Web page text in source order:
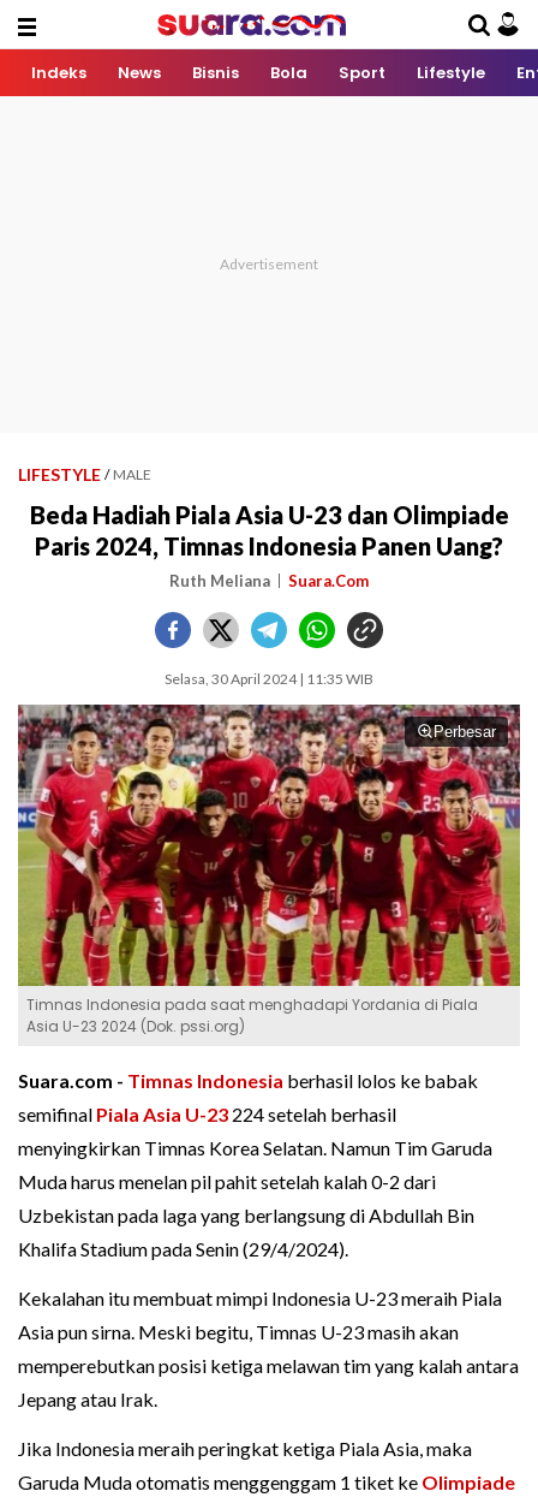
Indeks News Bisnis Bola Sport Lifestyle
LIFESTYLE / MALE
Beda Hadiah Piala Asia U-23 dan Olimpiade
Paris 2024, Timnas Indonesia Panen Uang?
Ruth Meliana Suara.Com
Selasa, 30 April 2024 | 11:35 WIB
Perbesar
Timnas Indonesia pada saat menghadapi Yordania di Piala
Asia U-23 2024 (Dok. pssi.org)
Suara.com - Timnas Indonesia berhasil lolos ke babak
semifinal Piala Asia U-23 224 setelah berhasil
menyingkirkan Timnas Korea Selatan. Namun Tim Garuda
Muda harus menelan pil pahit setelah kalah 0-2 dari
Uzbekistan pada laga yang berlangsung di Abdullah Bin
Khalifa Stadium pada Senin (29/4/2024).
Kekalahan itu membuat mimpi Indonesia U-23 meraih Piala
Asia pun sirna. Meski begitu, Timnas U-23 masih akan
memperebutkan posisi ketiga melawan tim yang kalah antara
Jepang atau Irak.
Jika Indonesia meraih peringkat ketiga Piala Asia, maka
Garuda Muda otomatis menggenggam 1 tiket ke Olimpiade